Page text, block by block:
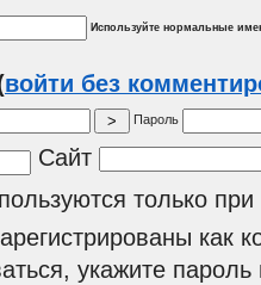
Используйте нормальные
войти без
Пароль
Сайт
только при
как
укажите